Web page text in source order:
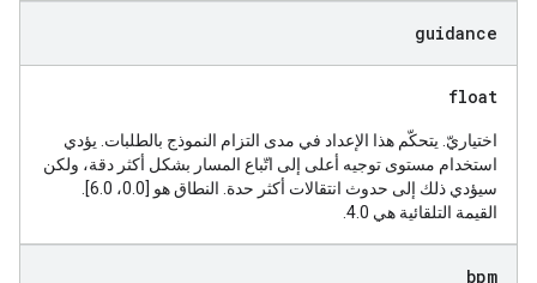
guidance
float
اختياريّ. يتحكّم هذا الإعداد في مدى التزام النموذج بالطلبات. يؤدي
استخدام مستوى توجيه أعلى إلى اتّباع المسار بشكل أكثر دقة، ولكن
سيؤدي ذلك إلى حدوث انتقالات أكثر حدة. النطاق هو [0.0، 6.0].
القيمة التلقائية هي 4.0.
bpm